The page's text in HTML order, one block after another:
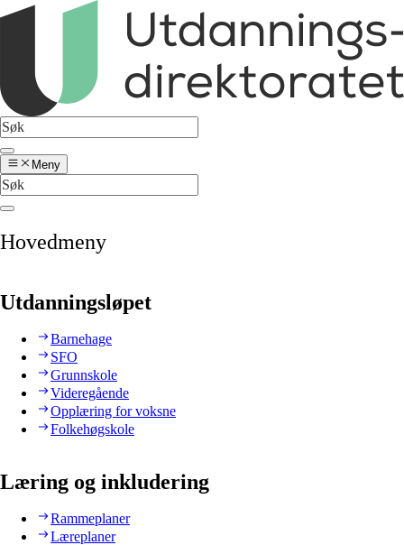
Meny
Hovedmeny
Utdanningsløpet
Barnehage
SFO
Grunnskole
Videregående
Opplæring for voksne
Folkehøgskole
Læring og inkludering
Rammeplaner
Læreplaner